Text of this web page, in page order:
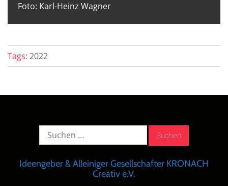
Foto: Karl-Heinz Wagner
Tags: 2022
Suche
Ideengeber & Alleiniger Gesellschafter KRONACH
Creativ e.V.